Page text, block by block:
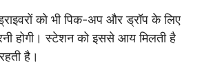
को भी पिक-अप और ड्रॉप के लिए
होगी। स्टेशन को इससे आय मिलती है
है।